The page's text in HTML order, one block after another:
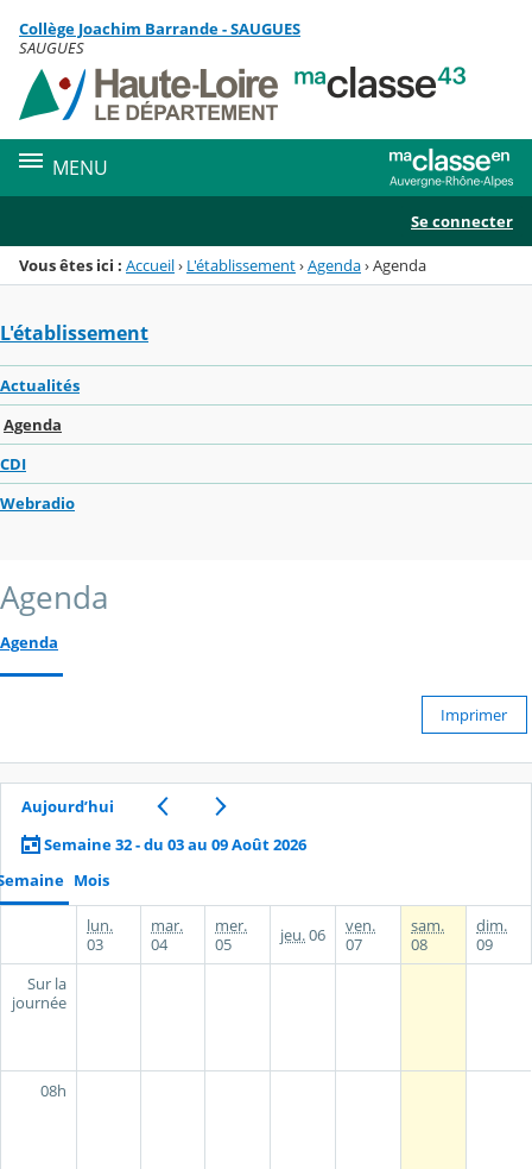
Menu de la rubrique
Contenu
Collège Joachim Barrande - SAUGUES
SAUGUES
MENU
Se connecter
Vous êtes ici : Accueil› L'établissement›Agenda›Agenda
L'établissement
Actualités
Agenda
CDI
Webradio
Agenda
Agenda
Imprimer
Aujourd’hui
Semaine 32 - du 03 au 09 Août 2026
Mois
lun.
03
mar.
04
mer.
05
jeu.06
ven.
07
sam.
08
dim.
09
Sur la
journée
08h